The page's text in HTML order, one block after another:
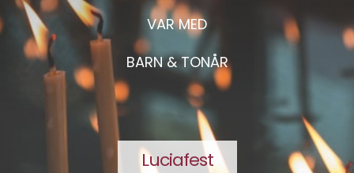
VAR MED
BARN & TONÅR
Luciafest